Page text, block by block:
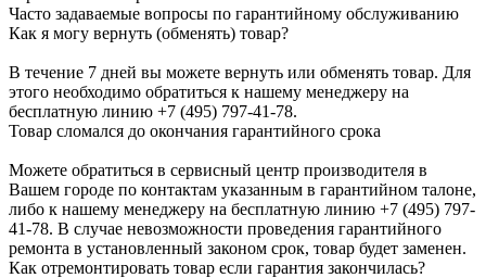
Часто задаваемые вопросы по гарантийному обслуживанию
Как я могу вернуть (обменять) товар?
В течение 7 дней вы можете вернуть или обменять товар. Для
этого необходимо обратиться к нашему менеджеру на
бесплатную линию +7 (495) 797-41-78.
Товар сломался до окончания гарантийного срока
Можете обратиться в сервисный центр производителя в
Вашем городе по контактам указанным в гарантийном талоне,
либо к нашему менеджеру на бесплатную линию +7 (495) 797-
41-78. В случае невозможности проведения гарантийного
ремонта в установленный законом срок, товар будет заменен.
Как отремонтировать товар если гарантия закончилась?